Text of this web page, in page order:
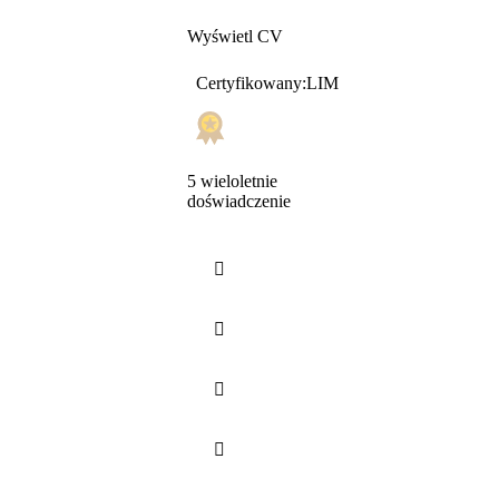
Wyświetl CV
Certyfikowany:LIM
5 wieloletnie
doświadczenie



